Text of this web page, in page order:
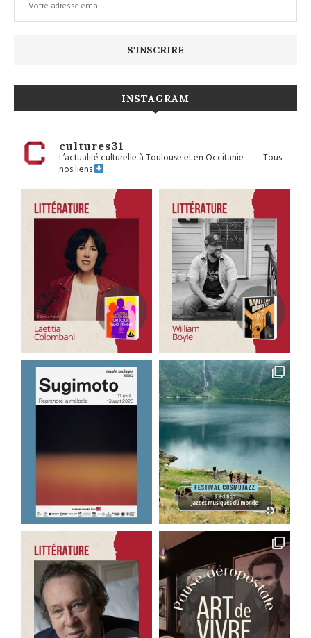
INSTAGRAM
cultures31
L’actualité culturelle à Toulouse et en Occitanie——Tous
nos liens